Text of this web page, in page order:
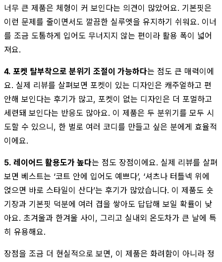
너무 큰 제품은 체형이 커 보인다는 의견이 많았어요. 기본핏은
이런 문제를 줄이면서도 깔끔한 실루엣을 유지하기 쉬워요. 이너
를 조금 도톰하게 입어도 무너지지 않는 편이라 활용 폭이 넓어
져요.
4. 포켓 탈부착으로 분위기 조절이 가능하다는 점도 큰 매력이에
요. 실제 리뷰를 살펴보면 포켓이 있는 디자인은 캐주얼하고 편
안해 보인다는 후기가 많고, 포켓이 없는 디자인은 더 포멀하고
세련돼 보인다는 반응도 많아요. 이 제품은 두 분위기를 모두 시
도할 수 있으니, 한 벌로 여러 코디를 만들고 싶은 분에게 효율적
이에요.
5. 레이어드 활용도가 높다는 점도 장점이에요. 실제 리뷰를 살펴
보면 베스트는 ‘코트 안에 입어도 예쁘다’, ‘셔츠나 터틀넥 위에
얹으면 바로 스타일이 산다’는 후기가 많았습니다. 이 제품도 숏
기장과 기본핏 덕분에 여러 겹을 쌓아도 답답해 보일 확률이 낮
아요. 초겨울과 한겨울 사이, 그리고 실내외 온도차가 큰 날에 특
히 유용해요.
장점을 조금 더 현실적으로 보면, 이 제품은 화려함이 아니라 정